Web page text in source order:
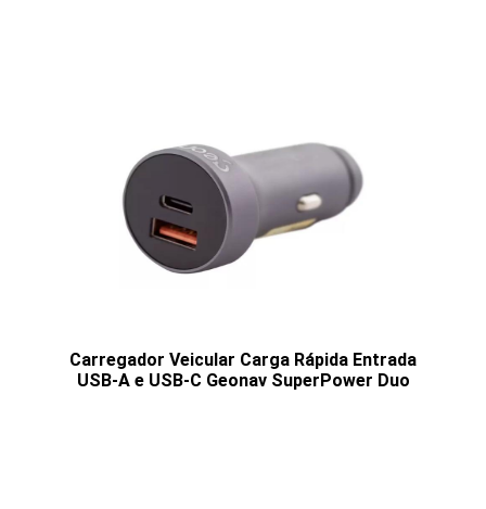
Carregador Veicular Carga Rápida Entrada
USB-A e USB-C Geonav SuperPower Duo